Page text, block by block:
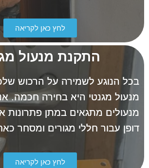
לחץ כאן לקריאה
התקנת מנעול
בכל הנוגע לשמירה על הרכוש
מנעול מגנטי היא בחירה חכמה.
מנעולים מתגאים במתן פתרונות
דופן עבור חללי מגורים ומסחר
לחץ כאן לקריאה